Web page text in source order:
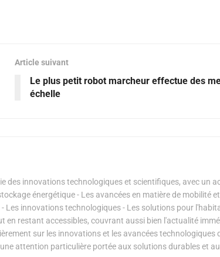
Article suivant
Le plus petit robot marcheur effectue des
échelle
des innovations technologiques et scientifiques, avec un
énergétique - Les avancées en matière de mobilité
Les innovations technologiques - Les solutions pour
en restant accessibles, couvrant aussi bien l'actualité
sur les innovations et les avancées technologiques
attention particulière portée aux solutions durables et